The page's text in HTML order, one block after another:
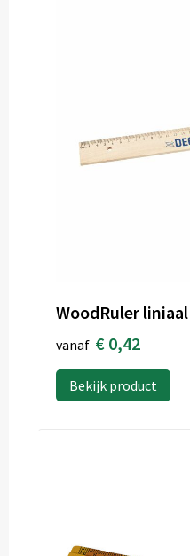
WoodRuler liniaal
vanaf € 0,42
Bekijk product